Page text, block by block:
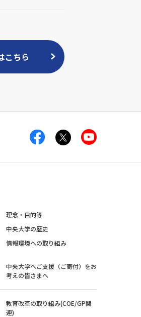
こちら
理念・目的等
中央大学の歴史
情報環境への取り組み
中央大学へご支援（ご寄付）をお
考えの皆さまへ
教育改革の取り組み(COE/GP関
連)